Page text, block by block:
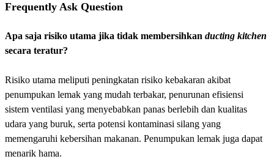
Frequently Ask Question
Apa saja risiko utama jika tidak membersihkan ducting kitchen
secara teratur?
Risiko utama meliputi peningkatan risiko kebakaran akibat
penumpukan lemak yang mudah terbakar, penurunan efisiensi
sistem ventilasi yang menyebabkan panas berlebih dan kualitas
udara yang buruk, serta potensi kontaminasi silang yang
memengaruhi kebersihan makanan. Penumpukan lemak juga dapat
menarik hama.